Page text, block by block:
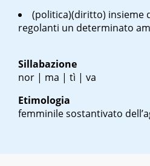
(politica)(diritto) insieme
regolanti un determinato
Sillabazione
nor | ma | tì | va
Etimologia
femminile sostantivato